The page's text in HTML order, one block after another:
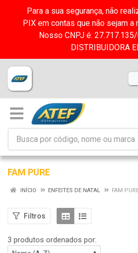
Para a sua segurança, não
PIX em contas que não sejam a
Nosso CNPJ é:
DISTRIBUIDORA
FAM PURE
INÍCIO ENFEITES DE NATAL FAM
Filtros
3 produtos ordenados por: